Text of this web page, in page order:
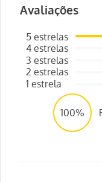
Avaliações
5 estrelas
4 estrelas
3 estrelas
2 estrelas
1 estrela
100%